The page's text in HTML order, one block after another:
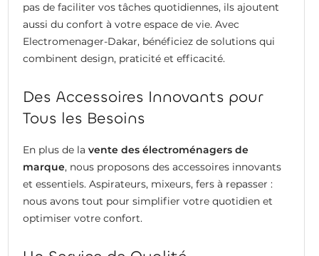
pas de faciliter vos tâches quotidiennes, ils ajoutent
aussi du confort à votre espace de vie. Avec
Electromenager-Dakar, bénéficiez de solutions qui
combinent design, praticité et efficacité.
Des Accessoires Innovants pour
Tous les Besoins
En plus de la vente des électroménagers de
marque, nous proposons des accessoires innovants
et essentiels. Aspirateurs, mixeurs, fers à repasser :
nous avons tout pour simplifier votre quotidien et
optimiser votre confort.